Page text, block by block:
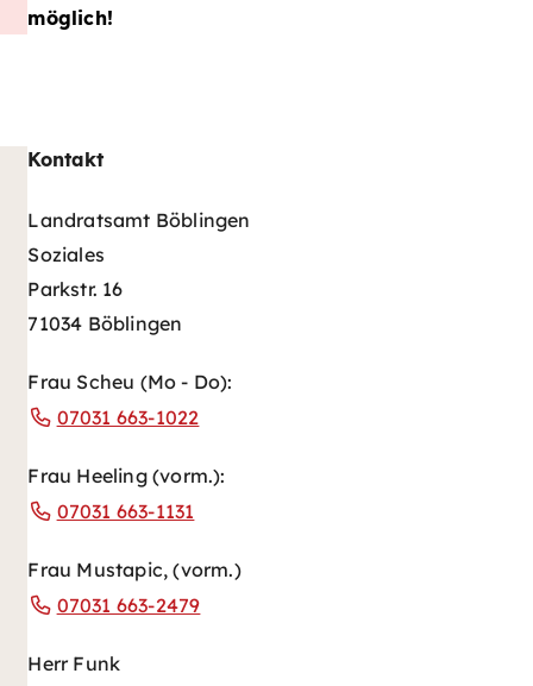
möglich!
Kontakt
Landratsamt Böblingen
Soziales
Parkstr. 16
71034 Böblingen
Frau Scheu (Mo - Do):
07031 663-1022
Frau Heeling (vorm.):
07031 663-1131
Frau Mustapic, (vorm.)
07031 663-2479
Herr Funk